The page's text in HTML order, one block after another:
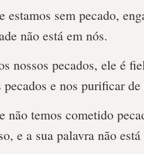
estamos sem pecado,
não está em nós.
nossos pecados, ele é
pecados e nos purificar
não temos cometido
e a sua palavra não está